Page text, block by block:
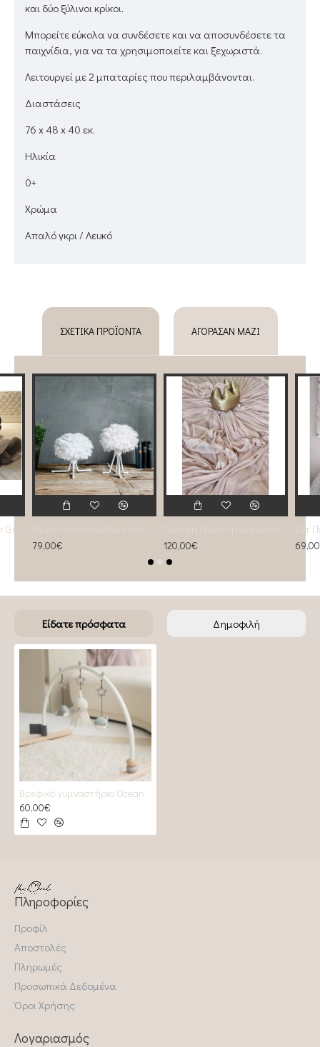
και δύο ξύλινοι κρίκοι.
Μπορείτε εύκολα να συνδέσετε και να αποσυνδέσετε τα
παιχνίδια, για να τα χρησιμοποιείτε και ξεχωριστά.
Λειτουργεί με 2 μπαταρίες που περιλαμβάνονται.
Διαστάσεις
76 x 48 x 40 εκ.
Ηλικία
0+
Χρώμα
Απαλό γκρι / Λευκό
ΣΧΕΤΙΚΆ ΠΡΟΪΌΝΤΑ ΑΓΌΡΑΣΑΝ ΜΑΖΊ
79,00€
120,00€
Είδατε πρόσφατα Δημοφιλή
Βρεφικό γυμναστήριο Ocean
60,00€
Πληροφορίες
Προφίλ
Αποστολές
Πληρωμές
Προσωπικά Δεδομένα
Όροι Χρήσης
Λογαριασμός